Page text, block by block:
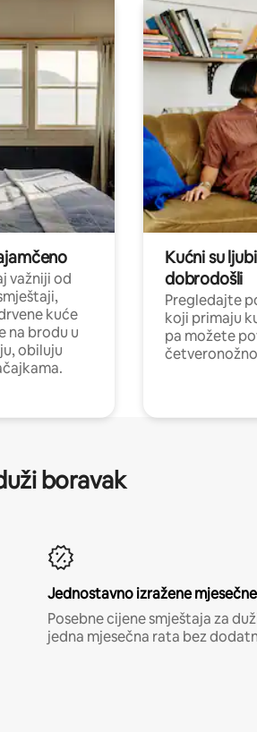
važniji od
kuće
na brodu u
obiluju
Kućni su
dobrodošli
Pregledajte
koji primaju
pa možete
boravak
Jednostavno izražene
Posebne cijene smještaja za
jedna mjesečna rata bez